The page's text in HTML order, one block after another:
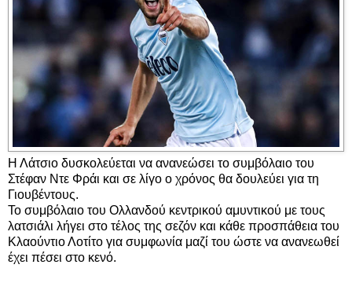
Η Λάτσιο δυσκολεύεται να ανανεώσει το συμβόλαιο του
Στέφαν Ντε Φράι και σε λίγο ο χρόνος θα δουλεύει για τη
Γιουβέντους.
Το συμβόλαιο του Ολλανδού κεντρικού αμυντικού με τους
λατσιάλι λήγει στο τέλος της σεζόν και κάθε προσπάθεια του
Κλαούντιο Λοτίτο για συμφωνία μαζί του ώστε να ανανεωθεί
έχει πέσει στο κενό.